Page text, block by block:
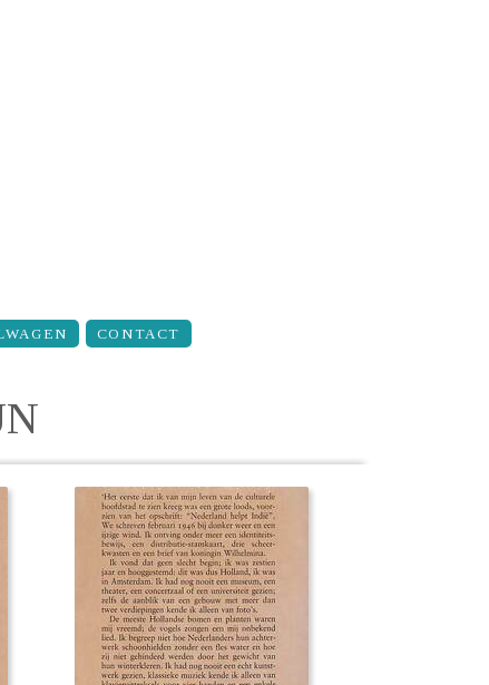
CONTACT